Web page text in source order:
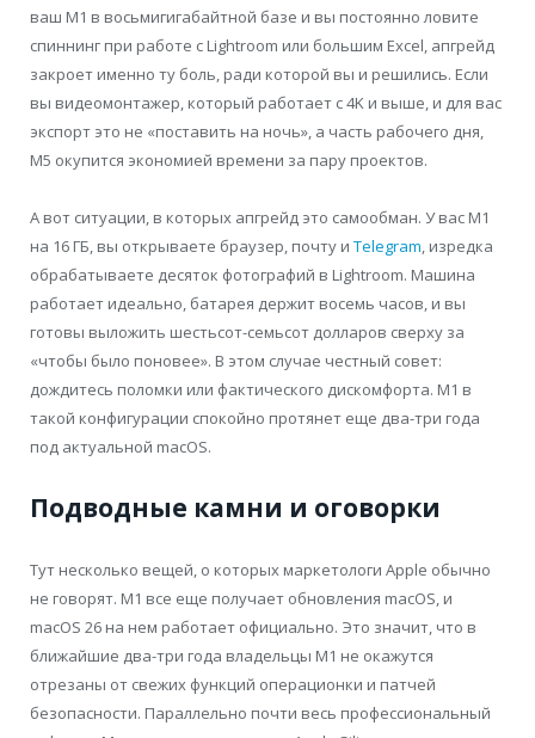
ваш M1 в восьмигигабайтной базе и вы постоянно ловите
спиннинг при работе с Lightroom или большим Excel, апгрейд
закроет именно ту боль, ради которой вы и решились. Если
вы видеомонтажер, который работает с 4K и выше, и для вас
экспорт это не «поставить на ночь», а часть рабочего дня,
M5 окупится экономией времени за пару проектов.
А вот ситуации, в которых апгрейд это самообман. У вас M1
на 16 ГБ, вы открываете браузер, почту и Telegram, изредка
обрабатываете десяток фотографий в Lightroom. Машина
работает идеально, батарея держит восемь часов, и вы
готовы выложить шестьсот-семьсот долларов сверху за
«чтобы было поновее». В этом случае честный совет:
дождитесь поломки или фактического дискомфорта. M1 в
такой конфигурации спокойно протянет еще два-три года
под актуальной macOS.
Подводные камни и оговорки
Тут несколько вещей, о которых маркетологи Apple обычно
не говорят. M1 все еще получает обновления macOS, и
macOS 26 на нем работает официально. Это значит, что в
ближайшие два-три года владельцы M1 не окажутся
отрезаны от свежих функций операционки и патчей
безопасности. Параллельно почти весь профессиональный